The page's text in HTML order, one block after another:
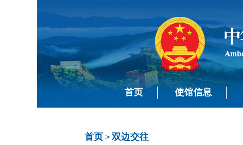
首页 使馆信息
首页 > 双边交往